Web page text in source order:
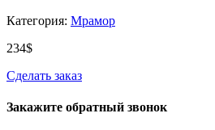
Категория: Мрамор
234$
Сделать заказ
Закажите обратный звонок